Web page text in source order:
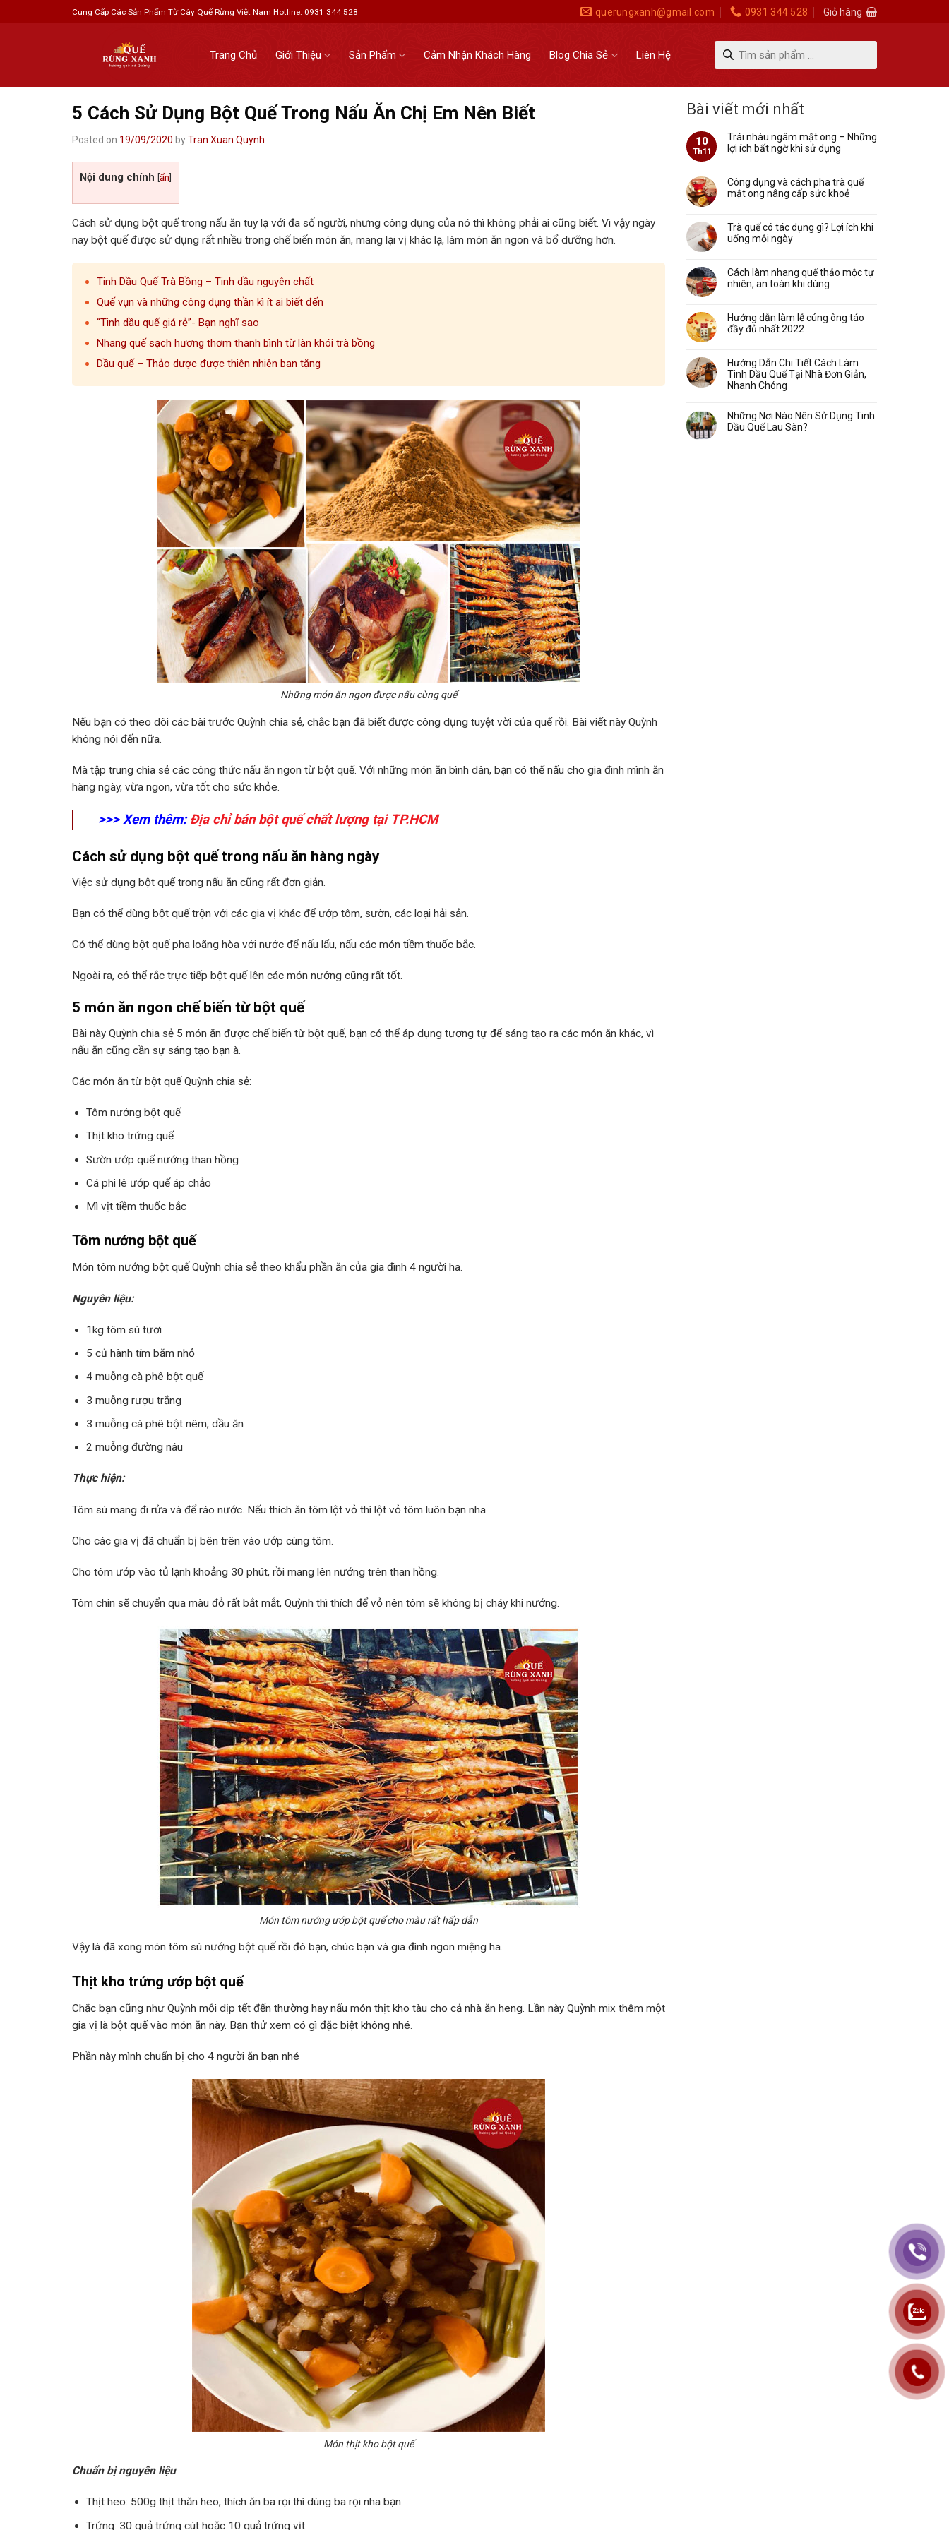
Cung Cấp Các Sản Phẩm Từ Cây Quế Rừng Việt Nam Hotline: 0931 344 528 querungxanh@gmail.com 0931 344 528 Giỏ hàng
Trang Chủ Giới Thiệu Sản Phẩm Cảm Nhận Khách Hàng Blog Chia Sẻ Liên Hệ
Tìm
kiếm
phẩm
5 Cách Sử Dụng Bột Quế Trong Nấu Ăn Chị Em Nên Biết
Posted on 19/09/2020 byTran Xuan Quynh
Nội dung chính ẩn
Cách sử dụng bột quế trong nấu ăn tuy lạ với đa số người, nhưng công dụng của nó thì không phải ai cũng biết. Vì vậy ngày
nay bột quế được sử dụng rất nhiều trong chế biến món ăn, mang lại vị khác lạ, làm món ăn ngon và bổ dưỡng hơn.
Tinh Dầu Quế Trà Bồng – Tinh dầu nguyên chất
Quế vụn và những công dụng thần kì ít ai biết đến
“Tinh dầu quế giá rẻ”- Bạn nghĩ sao
Nhang quế sạch hương thơm thanh bình từ làn khói trà bồng
Dầu quế – Thảo dược được thiên nhiên ban tặng
Những món ăn ngon được nấu cùng quế
Nếu bạn có theo dõi các bài trước Quỳnh chia sẻ, chắc bạn đã biết được công dụng tuyệt vời của quế rồi. Bài viết này Quỳnh
không nói đến nữa.
Mà tập trung chia sẻ các công thức nấu ăn ngon từ bột quế. Với những món ăn bình dân, bạn có thể nấu cho gia đình mình ăn
hàng ngày, vừa ngon, vừa tốt cho sức khỏe.
>>> Xem thêm: Địa chỉ bán bột quế chất lượng tại TP.HCM
Cách sử dụng bột quế trong nấu ăn hàng ngày
Việc sử dụng bột quế trong nấu ăn cũng rất đơn giản.
Bạn có thể dùng bột quế trộn với các gia vị khác để ướp tôm, sườn, các loại hải sản.
Có thể dùng bột quế pha loãng hòa với nước để nấu lẩu, nấu các món tiềm thuốc bắc.
Ngoài ra, có thể rắc trực tiếp bột quế lên các món nướng cũng rất tốt.
5 món ăn ngon chế biến từ bột quế
Bài này Quỳnh chia sẻ 5 món ăn được chế biến từ bột quế, bạn có thể áp dụng tương tự để sáng tạo ra các món ăn khác, vì
nấu ăn cũng cần sự sáng tạo bạn à.
Các món ăn từ bột quế Quỳnh chia sẻ:
Tôm nướng bột quế
Thịt kho trứng quế
Sườn ướp quế nướng than hồng
Cá phi lê ướp quế áp chảo
Mì vịt tiềm thuốc bắc
Tôm nướng bột quế
Món tôm nướng bột quế Quỳnh chia sẻ theo khẩu phần ăn của gia đình 4 người ha.
Nguyên liệu:
1kg tôm sú tươi
5 củ hành tím băm nhỏ
4 muỗng cà phê bột quế
3 muỗng rượu trắng
3 muỗng cà phê bột nêm, dầu ăn
2 muỗng đường nâu
Thực hiện:
Tôm sú mang đi rửa và để ráo nước. Nếu thích ăn tôm lột vỏ thì lột vỏ tôm luôn bạn nha.
Cho các gia vị đã chuẩn bị bên trên vào ướp cùng tôm.
Cho tôm ướp vào tủ lạnh khoảng 30 phút, rồi mang lên nướng trên than hồng.
Tôm chin sẽ chuyển qua màu đỏ rất bắt mắt, Quỳnh thì thích để vỏ nên tôm sẽ không bị cháy khi nướng.
Món tôm nướng ướp bột quế cho màu rất hấp dẫn
Vậy là đã xong món tôm sú nướng bột quế rồi đó bạn, chúc bạn và gia đình ngon miệng ha.
Thịt kho trứng ướp bột quế
Chắc bạn cũng như Quỳnh mỗi dịp tết đến thường hay nấu món thịt kho tàu cho cả nhà ăn heng. Lần này Quỳnh mix thêm một
gia vị là bột quế vào món ăn này. Bạn thử xem có gì đặc biệt không nhé.
Phần này mình chuẩn bị cho 4 người ăn bạn nhé
Món thịt kho bột quế
Chuẩn bị nguyên liệu
Thịt heo: 500g thịt thăn heo, thích ăn ba rọi thì dùng ba rọi nha bạn.
Trứng: 30 quả trứng cút hoặc 10 quả trứng vịt
Bài viết mới nhất
10
Th11
Trái nhàu ngâm mật ong – Những
lợi ích bất ngờ khi sử dụng
Công dụng và cách pha trà quế
mật ong nâng cấp sức khoẻ
Trà quế có tác dụng gì? Lợi ích khi
uống mỗi ngày
Cách làm nhang quế thảo mộc tự
nhiên, an toàn khi dùng
Hướng dẫn làm lễ cúng ông táo
đầy đủ nhất 2022
Hướng Dẫn Chi Tiết Cách Làm
Tinh Dầu Quế Tại Nhà Đơn Giản,
Nhanh Chóng
Những Nơi Nào Nên Sử Dụng Tinh
Dầu Quế Lau Sàn?